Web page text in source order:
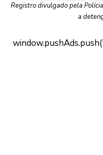
Registro divulgado pela
a